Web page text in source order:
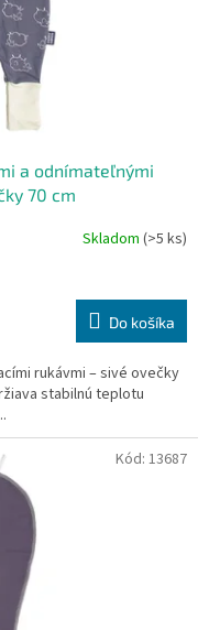
a odnímateľnými
70 cm
Skladom (>5 ks)
Do košíka
rukávmi – sivé ovečky
stabilnú teplotu
Kód: 13687